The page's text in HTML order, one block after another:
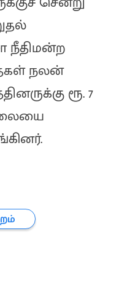
நீதிமன்ற
நலன்
ரூ. 7